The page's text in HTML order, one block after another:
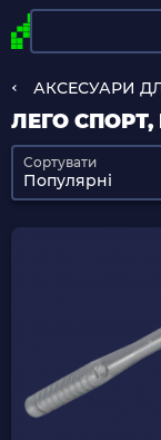
АКСЕСУАРИ
ЛЕГО СПОРТ,
Сортувати
Популярні